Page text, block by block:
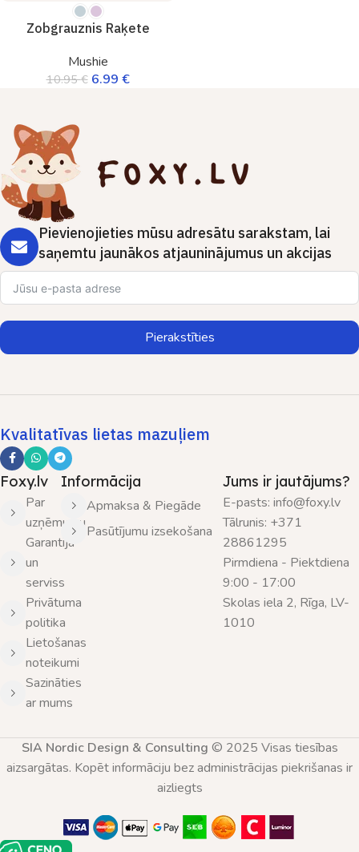
Zobgrauznis Raķete
Mushie
10.95€ 6.99 €
Pievienojieties mūsu adresātu sarakstam, lai
saņemtu jaunākos atjauninājumus un akcijas
Pierakstīties
Kvalitatīvas lietas mazuļiem
Foxy.lv
Par
uzņēmumu
Garantija
un
serviss
Privātuma
politika
Lietošanas
noteikumi
Sazināties
ar mums
Informācija
Apmaksa & Piegāde
Pasūtījumu izsekošana
Jums ir jautājums?
E-pasts: info@foxy.lv
Tālrunis: +371
28861295
Pirmdiena - Piektdiena
9:00 - 17:00
Skolas iela 2, Rīga, LV-
1010
SIA Nordic Design & Consulting © 2025 Visas tiesības
aizsargātas. Kopēt informāciju bez administrācijas piekrišanas ir
aizliegts